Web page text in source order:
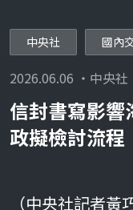
中央社 國內
2026.06.06 ・中央社
信封書寫影
政擬檢討流程
（中央社記者